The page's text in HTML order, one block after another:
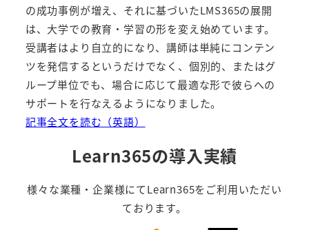
の成功事例が増え、それに基づいたLMS365の展開
は、大学での教育・学習の形を変え始めています。
受講者はより自立的になり、講師は単純にコンテン
ツを発信するというだけでなく、個別的、またはグ
ループ単位でも、場合に応じて最適な形で彼らへの
サポートを行なえるようになりました。
記事全文を読む（英語）
Learn365の導入実績
様々な業種・企業様にてLearn365をご利用いただい
ております。